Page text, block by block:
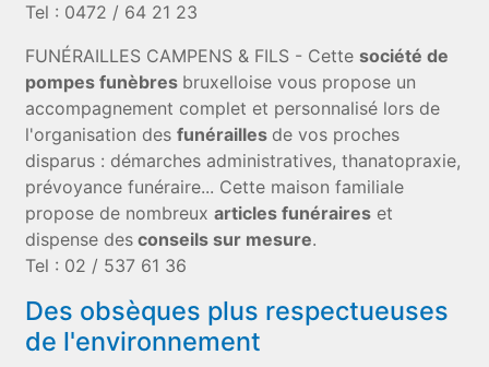
Tel : 0472 / 64 21 23
FUNÉRAILLES CAMPENS & FILS - Cettesociété de
pompes funèbres bruxelloise vous propose un
accompagnement complet et personnalisé lors de
l'organisation desfunérailles de vos proches
disparus : démarches administratives, thanatopraxie,
prévoyance funéraire... Cette maison familiale
propose de nombreuxarticles funéraires et
dispense des conseils sur mesure.
Tel : 02 / 537 61 36
Des obsèques plus respectueuses
de l'environnement